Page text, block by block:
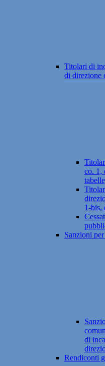
Titolari di
di direzione
co. 1,
1-bis,
Sanzioni
di
Rendiconti